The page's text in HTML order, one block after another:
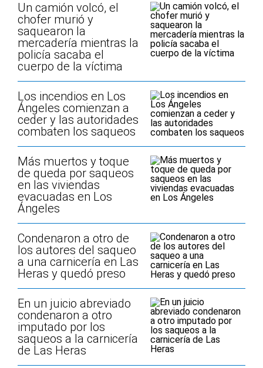
Un camión volcó, el
chofer murió y
saquearon la
mercadería mientras la
policía sacaba el
cuerpo de la víctima
Los incendios en Los
Ángeles comienzan a
ceder y las autoridades
combaten los saqueos
Más muertos y toque
de queda por saqueos
en las viviendas
evacuadas en Los
Ángeles
Condenaron a otro de
los autores del saqueo
a una carnicería en Las
Heras y quedó preso
En un juicio abreviado
condenaron a otro
imputado por los
saqueos a la carnicería
de Las Heras